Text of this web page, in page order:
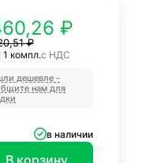
₽
₽
1 компл.с НДС
дешевле -
нам для
в наличии
В корзину